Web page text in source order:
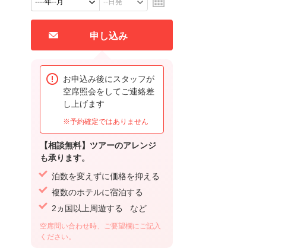
申し込み
お申込み後にスタッフが
空席照会をしてご連絡差
し上げます
※予約確定ではありません
【相談無料】ツアーのアレンジ
も承ります。
泊数を変えずに価格を抑える
複数のホテルに宿泊する
2ヵ国以上周遊する など
空席問い合わせ時、ご要望欄にご記入
ください。